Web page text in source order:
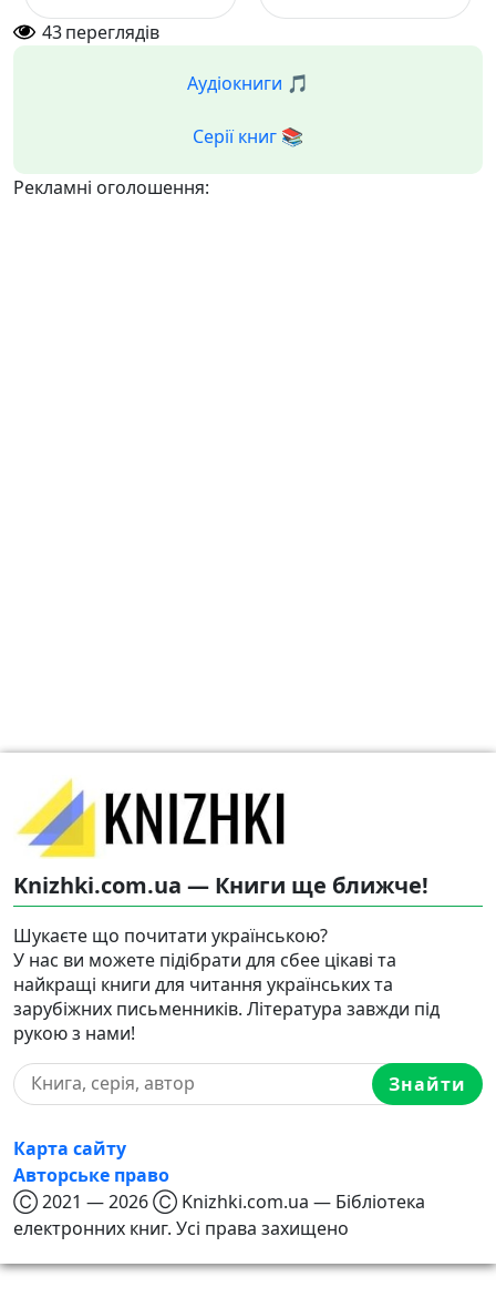
43переглядів
Аудіокниги 🎵
Серії книг 📚
Рекламні оголошення:
Knizhki.com.ua — Книги ще ближче!
Шукаєте що почитати українською?
У нас ви можете підібрати для сбее цікаві та
найкращі книги для читання українських та
зарубіжних письменників. Література завжди під
рукою з нами!
Знайти
Карта сайту
Авторське право
Ⓒ 2021 — 2026 Ⓒ Knizhki.com.ua — Бібліотека
електронних книг. Усі права захищено